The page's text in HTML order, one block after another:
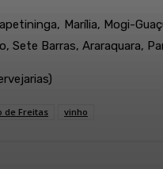
Marília, Mogi-
Barras, Araraquara,
de Freitas vinho